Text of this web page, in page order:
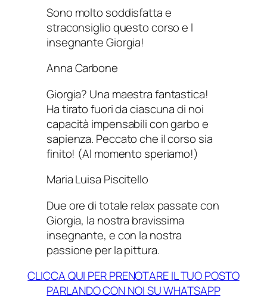
Sono molto soddisfatta e
straconsiglio questo corso e l
insegnante Giorgia!
Anna Carbone
Giorgia? Una maestra fantastica!
Ha tirato fuori da ciascuna di noi
capacità impensabili con garbo e
sapienza. Peccato che il corso sia
finito! (Al momento speriamo!)
Maria Luisa Piscitello
Due ore di totale relax passate con
Giorgia, la nostra bravissima
insegnante, e con la nostra
passione per la pittura.
CLICCA QUI PER PRENOTARE IL TUO POSTO
PARLANDO CON NOI SU WHATSAPP